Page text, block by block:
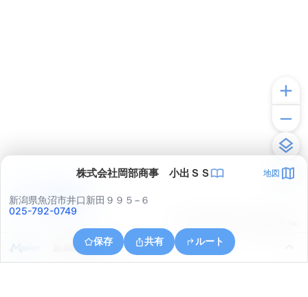
株式会社岡部商事 小出ＳＳ 地図
新潟県魚沼市井口新田９９５−６
025-792-0749
保存 共有 ルート
新潟県魚沼市大石
アプリで見る